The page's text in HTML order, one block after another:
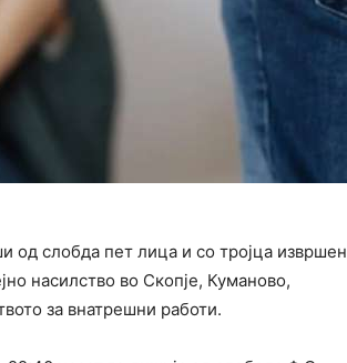
од слобда пет лица и со тројца извршен
насилство во Скопје, Куманово,
за внатрешни работи.